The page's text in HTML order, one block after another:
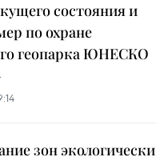
состояния и
по охране
геопарка ЮНЕСКО
зон экологически